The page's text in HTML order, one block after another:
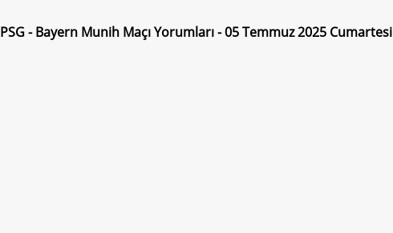
PSG - Bayern Munih Maçı Yorumları - 05 Temmuz 2025 Cumartesi